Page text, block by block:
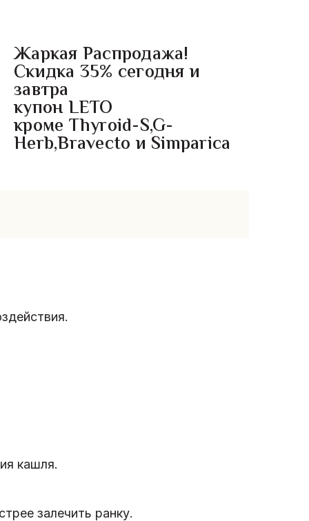
Жаркая Распродажа!
Скидка 35% сегодня и
завтра
купон LETO
кроме Thyroid-S,G-
Herb,Bravecto и Simparica
кашля.
залечить ранку.